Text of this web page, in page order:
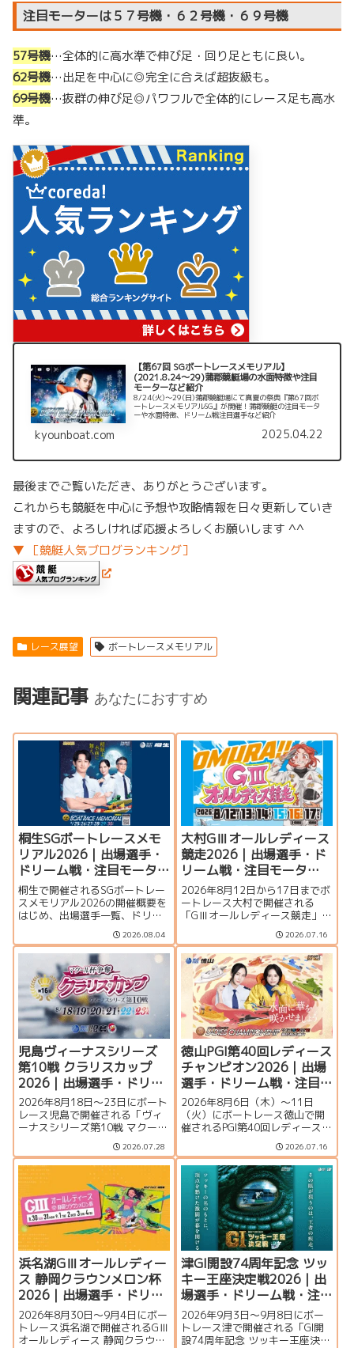
注目モーターは５７号機・６２号機・６９号機
57号機…全体的に高水準で伸び足・回り足ともに良い。
62号機…出足を中心に◎完全に合えば超抜級も。
69号機…抜群の伸び足◎パワフルで全体的にレース足も高水
準。
【第67回 SGボートレースメモリアル】
(2021.8.24～29)蒲郡競艇場の水面特徴や注目
モーターなど紹介
8/24(火)～29(日)蒲郡競艇場にて真夏の祭典『第67回ボ
ートレースメモリアルSG』が開催！蒲郡競艇の注目モータ
ーや水面特徴、ドリーム戦注目選手など紹介
kyounboat.com 2025.04.22
最後までご覧いただき、ありがとうございます。
これからも競艇を中心に予想や攻略情報を日々更新していき
ますので、よろしければ応援よろしくお願いします ^^
▼ ［競艇人気ブログランキング］
レース展望 ボートレースメモリアル
関連記事 あなたにおすすめ
桐生SGボートレースメモ
リアル2026｜出場選手・
ドリーム戦・注目モータ
ー・イベント情報まとめ
桐生で開催されるSGボートレー
スメモリアル2026の開催概要を
はじめ、出場選手一覧、ドリー
徴、イベント情報を詳しく紹
介。峰竜太、毒島誠、定松勇樹
らトップレーサーが集結する真
夏のSGの見どころを徹底解説し
ます。
2026.08.04
大村GⅢオールレディース
競走2026｜出場選手・ド
リーム戦・注目モータ
ー・イベント情報まとめ
2026年8月12日から17日までボ
ートレース大村で開催される
「GⅢオールレディース競走」の
望、出場選手一覧、発祥地ドリ
ーム、注目モーター、大村水面
の攻略ポイント、イベント情報
まで詳しく紹介します。
2026.07.16
児島ヴィーナスシリーズ
第10戦 クラリスカップ
2026｜出場選手・ドリー
ム戦・注目モーター・イ
ベント情報まとめ
2026年8月18日～23日にボート
レース児島で開催される「ヴィ
ーナスシリーズ第10戦 マクール
杯争奪第16回クラリスカップ」
の特集ページです。出場選手一
覧、シリーズ展望、ドリーム
戦、注目モーター、イベント情
報まで詳しく紹介します。
2026.07.28
徳山PGI第40回レディース
チャンピオン2026｜出場
選手・ドリーム戦・注目
モーター・イベント情報
まとめ
2026年8月6日（木）～11日
（火）にボートレース徳山で開
催されるPGI第40回レディースチ
ャンピオン（女子王座決定戦）
の特集ページです。出場選手一
覧、シリーズ展望、ドリーム
戦、注目モーター、水面特徴、
イベント情報まで詳しく紹介し
ます。
2026.07.16
浜名湖GⅢオールレディー
ス 静岡クラウンメロン杯
2026｜出場選手・ドリー
ム戦・注目モーター・イ
ベント情報まとめ
2026年8月30日～9月4日にボー
トレース浜名湖で開催されるGⅢ
オールレディース 静岡クラウン
津GI開設74周年記念 ツッ
キー王座決定戦2026｜出
場選手・ドリーム戦・注
目モーター・イベント情
報まとめ
2026年9月3日〜9月8日にボー
トレース津で開催される「GI開
設74周年記念 ツッキー王座決定